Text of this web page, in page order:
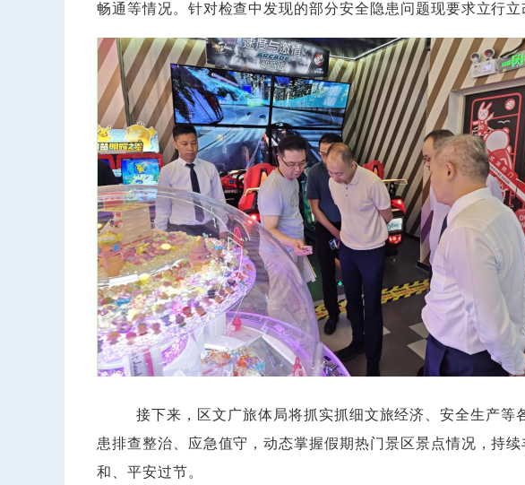
畅通等情况。针对检查中发现的部分安全隐患问题现要求立行立
接下来，区文广旅体局将抓实抓细文旅经济、安全生产等各
患排查整治、应急值守，动态掌握假期热门景区景点情况，持
和、平安过节。